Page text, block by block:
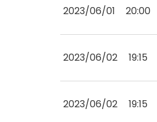
2023/06/01 20:00
2023/06/02 19:15
2023/06/02 19:15